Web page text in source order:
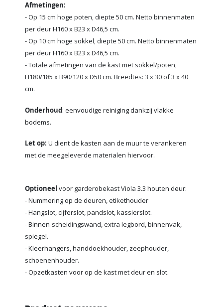
Afmetingen:
- Op 15 cm hoge poten, diepte 50 cm. Netto binnenmaten
per deur H160 x B23 x D46,5 cm.
- Op 10 cm hoge sokkel, diepte 50 cm. Netto binnenmaten
per deur H160 x B23 x D46,5 cm.
- Totale afmetingen van de kast met sokkel/poten,
H180/185 x B90/120 x D50 cm. Breedtes: 3 x 30 of 3 x 40
cm.
Onderhoud: eenvoudige reiniging dankzij vlakke
bodems.
Let op: U dient de kasten aan de muur te verankeren
met de meegeleverde materialen hiervoor.
Optioneel voor garderobekast Viola 3.3 houten deur:
- Nummering op de deuren, etikethouder
- Hangslot, cijferslot, pandslot, kassierslot.
- Binnen-scheidingswand, extra legbord, binnenvak,
spiegel.
- Kleerhangers, handdoekhouder, zeephouder,
schoenenhouder.
- Opzetkasten voor op de kast met deur en slot.